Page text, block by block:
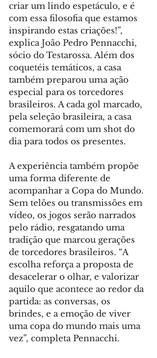
criar um lindo espetáculo, e é
com essa filosofia que estamos
inspirando estas criações!”,
explica João Pedro Pennacchi,
sócio do Testarossa. Além dos
coquetéis temáticos, a casa
também preparou uma ação
especial para os torcedores
brasileiros. A cada gol marcado,
pela seleção brasileira, a casa
comemorará com um shot do
dia para todos os presentes.
A experiência também propõe
uma forma diferente de
acompanhar a Copa do Mundo.
Sem telões ou transmissões em
vídeo, os jogos serão narrados
pelo rádio, resgatando uma
tradição que marcou gerações
de torcedores brasileiros. “A
escolha reforça a proposta de
desacelerar o olhar, e valorizar
aquilo que acontece ao redor da
partida: as conversas, os
brindes, e a emoção de viver
uma copa do mundo mais uma
vez”, completa Pennacchi.